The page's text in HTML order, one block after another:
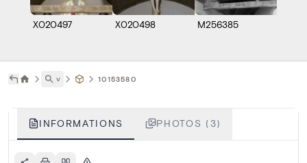
X020497 X020498 M256385
˅ 10153580
INFORMATIONS PHOTOS (3)